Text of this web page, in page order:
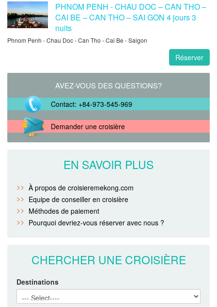
PHNOM PENH - CHAU DOC – CAN THO –
CAI BE – CAN THO – SAI GON 4 jours 3
nuits
Phnom Penh - Chau Doc - Can Tho - Cai Be - Saigon
Réserver
AVEZ-VOUS DES QUESTIONS?
Contact: +84-973-545-969
Demander une croisière
EN SAVOIR PLUS
À propos de croisieremekong.com
Equipe de conseiller en croisière
Méthodes de paiement
Pourquoi devriez-vous réserver avec nous ?
CHERCHER UNE CROISIÈRE
Destinations